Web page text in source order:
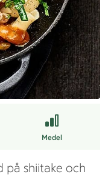
Medel
på shiitake och